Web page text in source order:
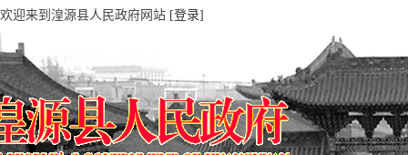
欢迎来到湟源县人民政府网站 [登录]